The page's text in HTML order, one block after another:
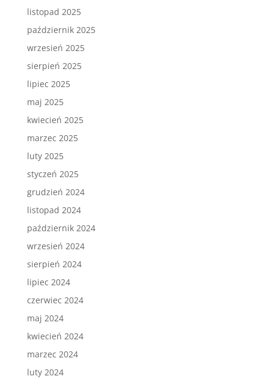
listopad 2025
październik 2025
wrzesień 2025
sierpień 2025
lipiec 2025
maj 2025
kwiecień 2025
marzec 2025
luty 2025
styczeń 2025
grudzień 2024
listopad 2024
październik 2024
wrzesień 2024
sierpień 2024
lipiec 2024
czerwiec 2024
maj 2024
kwiecień 2024
marzec 2024
luty 2024